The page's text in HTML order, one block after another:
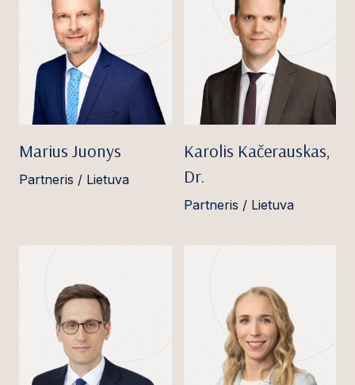
Marius Juonys
Partneris / Lietuva
Karolis Kačerauskas,
Dr.
Partneris / Lietuva